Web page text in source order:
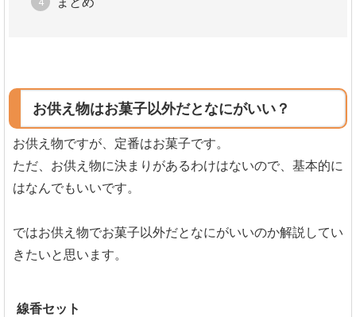
お供え物はお菓子以外だとなにがいい？
お供え物ですが、定番はお菓子です。
ただ、お供え物に決まりがあるわけはないので、基本的に
はなんでもいいです。
ではお供え物でお菓子以外だとなにがいいのか解説してい
きたいと思います。
線香セット